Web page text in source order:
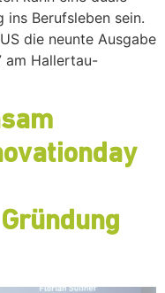
ins Berufsleben sein.
die neunte Ausgabe
am Hallertau-